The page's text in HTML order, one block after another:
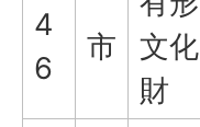
4
6
市
文化
財